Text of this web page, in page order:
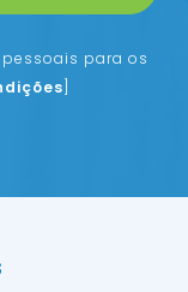
para os